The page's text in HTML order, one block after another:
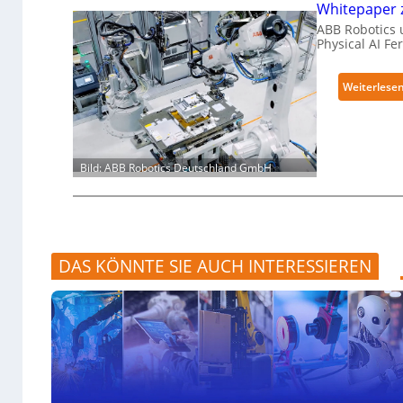
Bild: ABB Robotics Deutschland GmbH
Whitepaper
ABB
Physical AI
Weiterlesen
DAS KÖNNTE SIE AUCH INTERESSIEREN